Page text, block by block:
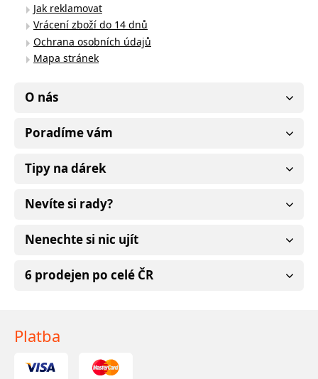
Jak reklamovat
Vrácení zboží do 14 dnů
Ochrana osobních údajů
Mapa stránek
O nás
Poradíme vám
Tipy na dárek
Nevíte si rady?
Nenechte si nic ujít
6 prodejen po celé ČR
Platba